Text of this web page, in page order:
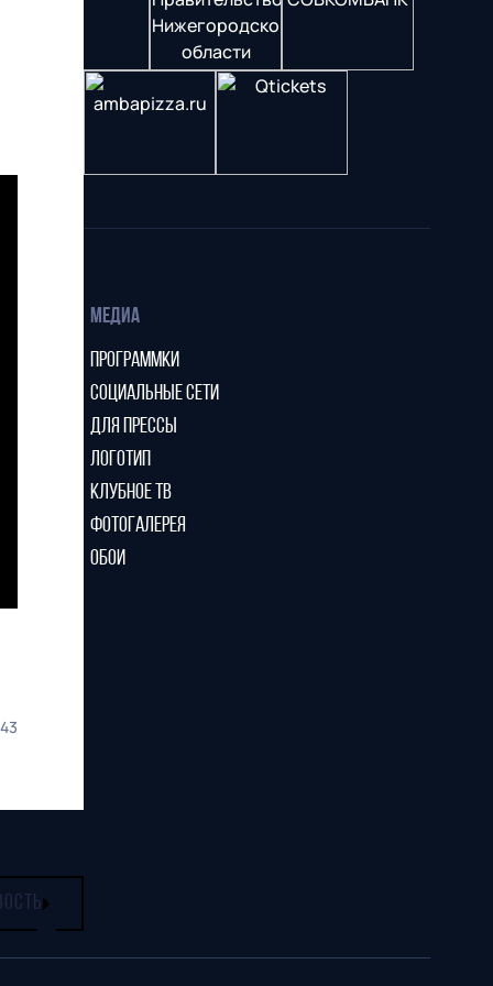
МЕДИА
ПРОГРАММКИ
СОЦИАЛЬНЫЕ СЕТИ
ДЛЯ ПРЕССЫ
ЛОГОТИП
КЛУБНОЕ ТВ
ФОТОГАЛЕРЕЯ
ОБОИ